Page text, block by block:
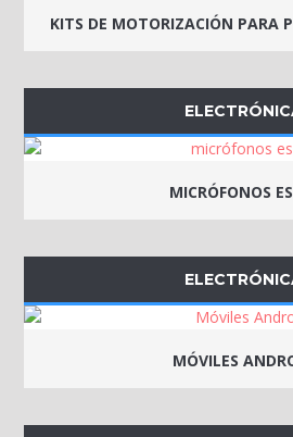
KITS DE MOTORIZACIÓN PARA
MICRÓFONOS
MÓVILES